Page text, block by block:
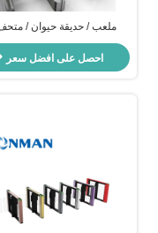
ملعب / حديقة حيوان / متحف
للتعرف على الوجوه مع
التذاكر
احصل على افضل سعر